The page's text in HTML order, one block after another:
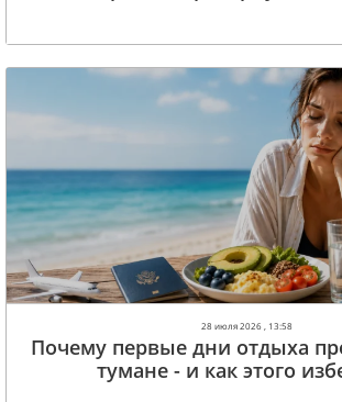
28 июля 2026 , 13:58
Почему первые дни отдыха
тумане - и как этого